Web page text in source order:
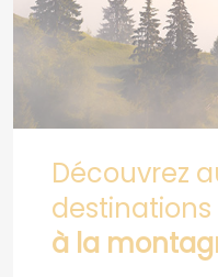
Découvrez
destinations
à la